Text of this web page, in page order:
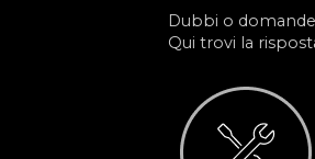
Dubbi o
Qui trovi la